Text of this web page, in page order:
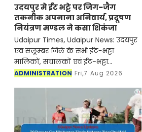
उदयपुर मे ईंट भट्टे पर जिग-जैग
तकनीक अपनाना अनिवार्य, प्रदूषण
नियंत्रण मण्डल ने कसा शिकंजा
Udaipur Times, Udaipur News: उदयपुर
एवं सलूम्बर जिले के सभी ईंट-भट्टा
मालिकों, संचालकों एवं ईंट-भट्टा
एसोसिएशन के लिए महत्वपूर्ण सूचना जारी
ADMINISTRATION Fri,7 Aug 2026